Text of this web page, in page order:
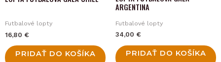
Futbalové lopty
16,80 €
PRIDAŤ DO KOŠÍKA
ARGENTINA
Futbalové lopty
34,00 €
PRIDAŤ DO KOŠÍKA